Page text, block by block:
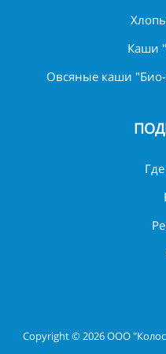
Каши
Овсяные каши
Copyright © 2026 ООО